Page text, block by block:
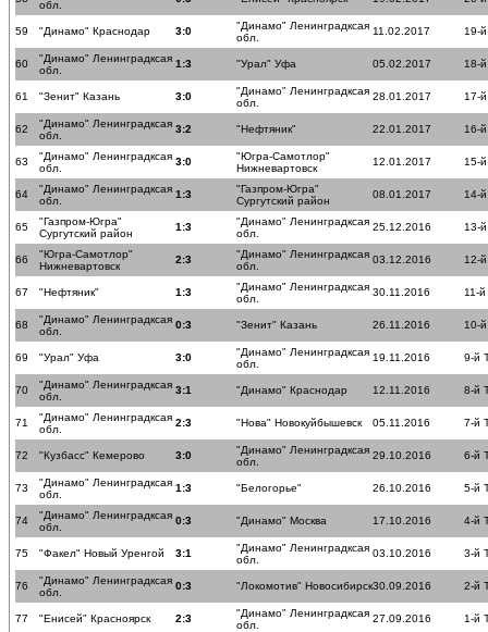
обл.
59 "Динамо" Краснодар 3:0
"Динамо" Ленинградксая
обл.
11.02.2017 19-
60
"Динамо" Ленинградксая
обл.
1:3 "Урал" Уфа 05.02.2017 18-
61 "Зенит" Казань 3:0
"Динамо" Ленинградксая
обл.
28.01.2017 17-
62
"Динамо" Ленинградксая
обл.
3:2 "Нефтяник" 22.01.2017 16-
63
"Динамо" Ленинградксая
обл.
3:0
"Югра-Самотлор"
Нижневартовск
12.01.2017 15-
64
"Динамо" Ленинградксая
обл.
1:3
"Газпром-Югра"
Сургутский район
08.01.2017 14-
65
"Газпром-Югра"
Сургутский район
1:3
"Динамо" Ленинградксая
обл.
25.12.2016 13-
66
"Югра-Самотлор"
Нижневартовск
2:3
"Динамо" Ленинградксая
обл.
03.12.2016 12-
67 "Нефтяник" 1:3
"Динамо" Ленинградксая
обл.
30.11.2016 11-й
68
"Динамо" Ленинградксая
обл.
0:3 "Зенит" Казань 26.11.2016 10-
69 "Урал" Уфа 3:0
"Динамо" Ленинградксая
обл.
19.11.2016 9-й
70
"Динамо" Ленинградксая
обл.
3:1 "Динамо" Краснодар 12.11.2016 8-й
71
"Динамо" Ленинградксая
обл.
2:3 "Нова" Новокуйбышевск 05.11.2016 7-й
72 "Кузбасс" Кемерово 3:0
"Динамо" Ленинградксая
обл.
29.10.2016 6-й
73
"Динамо" Ленинградксая
обл.
1:3 "Белогорье" 26.10.2016 5-й
74
"Динамо" Ленинградксая
обл.
0:3 "Динамо" Москва 17.10.2016 4-й
75 "Факел" Новый Уренгой 3:1
"Динамо" Ленинградксая
обл.
03.10.2016 3-й
76
"Динамо" Ленинградксая
обл.
0:3 "Локомотив" Новосибирск30.09.2016 2-й
77 "Енисей" Красноярск 2:3
"Динамо" Ленинградксая
обл.
27.09.2016 1-й